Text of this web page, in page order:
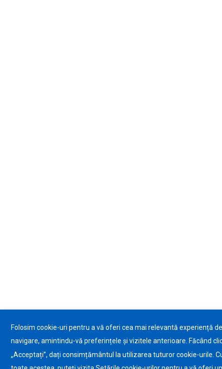
Folosim cookie-uri pentru a vă oferi cea mai relevantă experiență de
navigare, amintindu-vă preferințele și vizitele anterioare. Făcând
„Acceptați”, dați consimțământul la utilizarea tuturor cookie-urile.